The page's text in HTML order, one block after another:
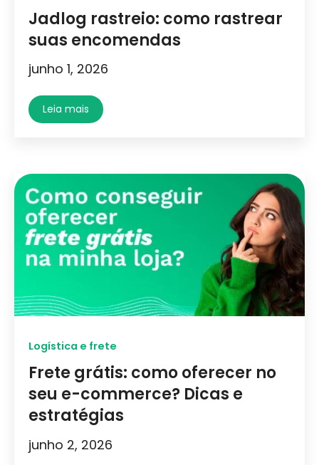
Jadlog rastreio: como rastrear
suas encomendas
junho 1, 2026
Leia mais
Logística e frete
Frete grátis: como oferecer no
seu e-commerce? Dicas e
estratégias
junho 2, 2026